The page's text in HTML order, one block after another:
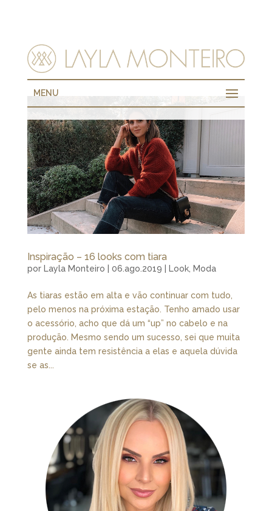
MENU
Inspiração – 16 looks com tiara
por Layla Monteiro 06.ago.2019 Look, Moda
As tiaras estão em alta e vão continuar com tudo,
pelo menos na próxima estação. Tenho amado usar
o acessório, acho que dá um “up” no cabelo e na
produção. Mesmo sendo um sucesso, sei que muita
gente ainda tem resistência a elas e aquela dúvida
se as...